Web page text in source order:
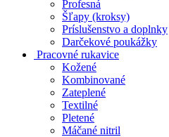
Profesná
Šľapy (kroksy)
Príslušenstvo a doplnky
Darčekové poukážky
Pracovné rukavice
Kožené
Kombinované
Zateplené
Textilné
Pletené
Máčané nitril